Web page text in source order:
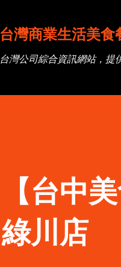
台灣商業生活美食
台灣公司綜合資訊網站，提
【台中
綠川店